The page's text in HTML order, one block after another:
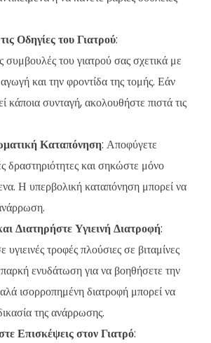
Οδηγίες του Γιατρού:
συμβουλές του γιατρού σας σχετικά με
και την φροντίδα της τομής. Εάν
κάποια συνταγή, ακολουθήστε πιστά τις
Καταπόνηση: Αποφύγετε
δραστηριότητες και σηκώστε μόνο
Η υπερβολική καταπόνηση μπορεί να
Διατηρήστε Υγιεινή Διατροφή:
υγιεινές τροφές πλούσιες σε βιταμίνες
ενυδάτωση για να βοηθήσετε την
ισορροπημένη διατροφή μπορεί να
της ανάρρωσης.
Επισκέψεις στον Γιατρό: